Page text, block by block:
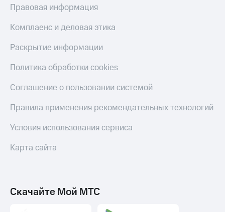
Правовая информация
Комплаенс и деловая этика
Раскрытие информации
Политика обработки cookies
Соглашение о пользовании системой
Правила применения рекомендательных технологий
Условия использования сервиса
Карта сайта
Скачайте Мой МТС